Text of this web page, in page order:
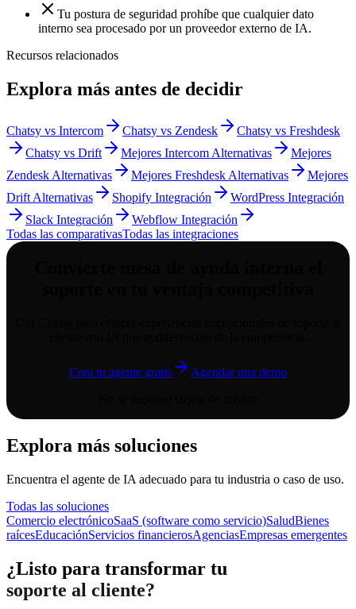
Tu postura de seguridad prohíbe que cualquier dato
interno sea procesado por un proveedor externo de IA.
Recursos relacionados
Explora más antes de decidir
Chatsy vs Intercom Chatsy vs Zendesk
Chatsy vs Freshdesk
Chatsy vs Drift
Mejores Intercom Alternativas
Mejores
Zendesk Alternativas
Mejores Freshdesk Alternativas
Mejores
Drift Alternativas
Shopify Integración
WordPress Integración
Slack Integración
Webflow Integración
Todas las comparativasTodas las integraciones
Crea tu agente gratis
Agendar una demo
Explora más soluciones
Encuentra el agente de IA adecuado para tu industria o caso de uso.
Todas las soluciones
Comercio electrónicoSaaS (software como servicio)SaludBienes
raícesEducaciónServicios financierosAgenciasEmpresas emergentes
¿Listo para transformar tu
soporte al cliente?